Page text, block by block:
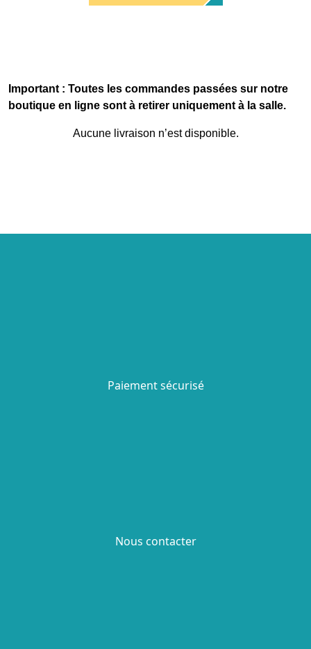
Important : Toutes les commandes passées sur notre
boutique en ligne sont à retirer uniquement à la salle.
Aucune livraison n’est disponible.
Paiement sécurisé
Nous contacter